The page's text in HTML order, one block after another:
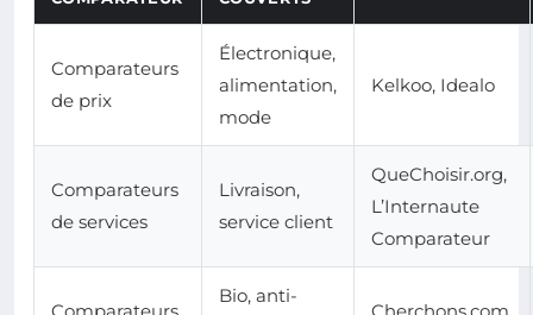
Comparateurs
de prix
Électronique,
alimentation,
mode
Kelkoo, Idealo
Comparateurs
de services
Livraison,
service client
QueChoisir.org,
L’Internaute
Comparateur
Comparateurs
Bio, anti-
Cherchons.com,